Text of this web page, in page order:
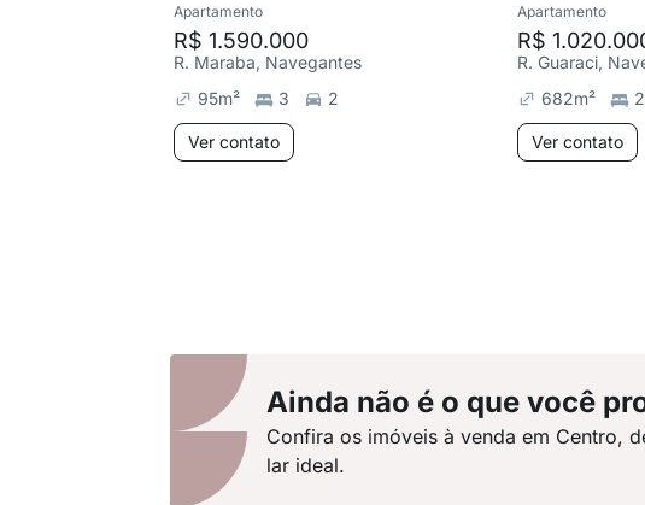
Apartamento
R$ 1.590.000
R. Maraba, Navegantes
95m² 3 2
Ver contato
Apartamento
R$
R. Guaraci,
682m² 2
Ver contato
Ainda não é o que você
Confira os imóveis à venda em Centro,
lar ideal.